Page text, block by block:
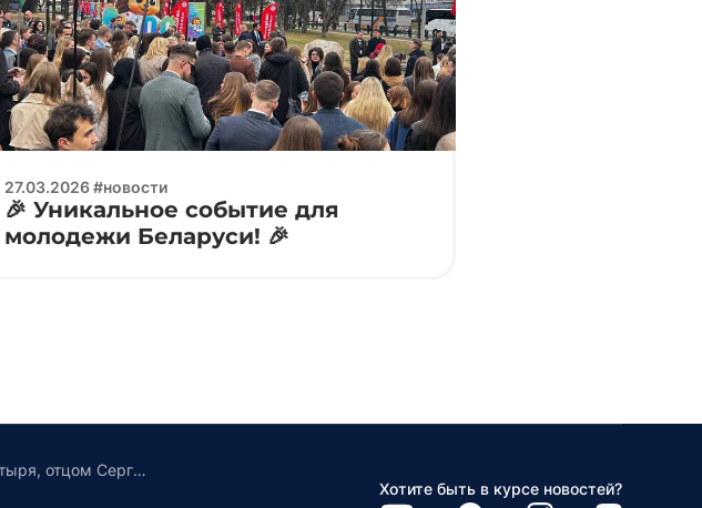
27.03.2026 #новости
🎉 Уникальное событие для
молодежи Беларуси! 🎉
Встреча с иереем Елисаветинского женского монастыря, отцом Сергием Фалеем
Хотите быть в курсе новостей?